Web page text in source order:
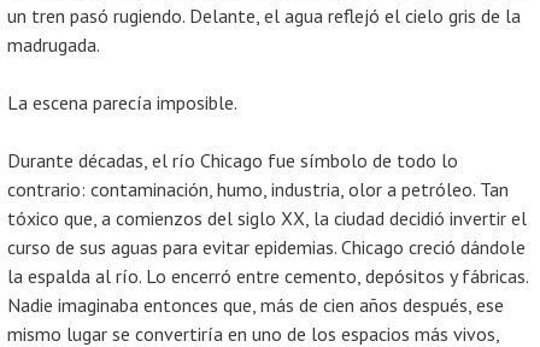
un tren pasó rugiendo. Delante, el agua reflejó el cielo gris de la
madrugada.
La escena parecía imposible.
Durante décadas, el río Chicago fue símbolo de todo lo
contrario: contaminación, humo, industria, olor a petróleo. Tan
tóxico que, a comienzos del siglo XX, la ciudad decidió invertir el
curso de sus aguas para evitar epidemias. Chicago creció dándole
la espalda al río. Lo encerró entre cemento, depósitos y fábricas.
Nadie imaginaba entonces que, más de cien años después, ese
mismo lugar se convertiría en uno de los espacios más vivos,